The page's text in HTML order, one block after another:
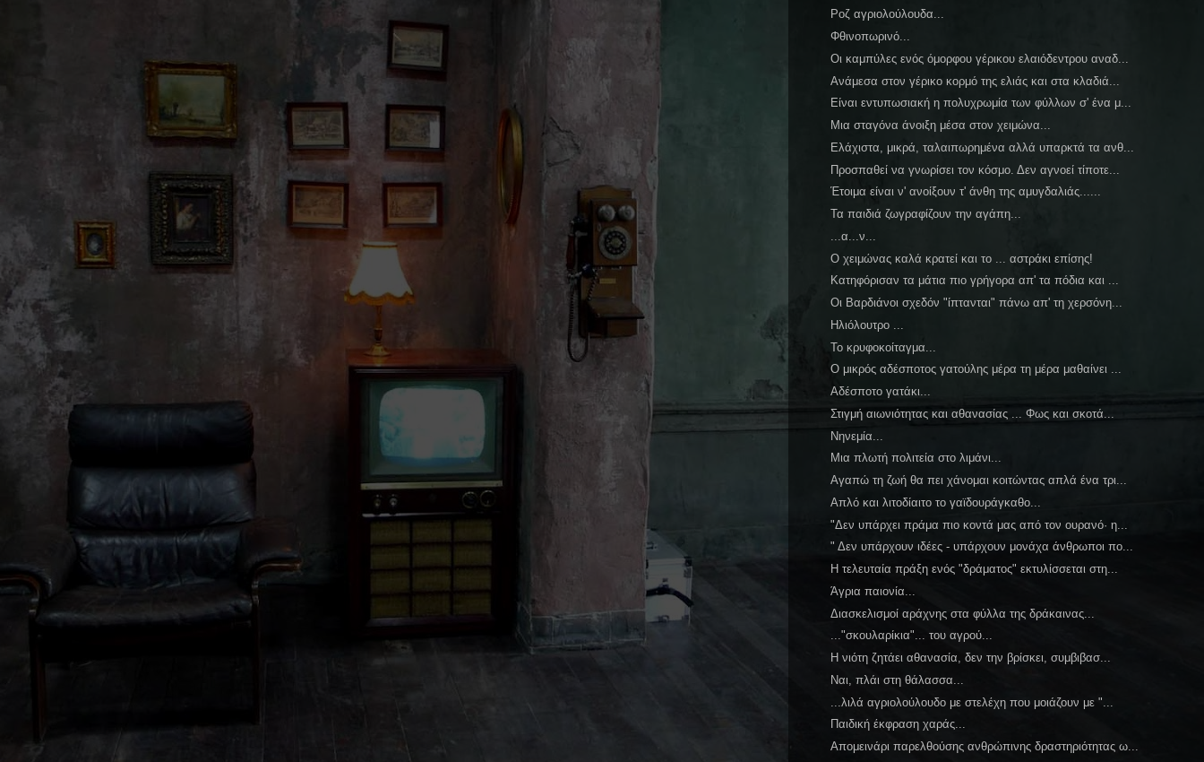
Ροζ αγριολούλουδα...
Φθινοπωρινό...
Οι καμπύλες ενός όμορφου γέρικου ελαιόδεντρου αναδ...
Ανάμεσα στον γέρικο κορμό της ελιάς και στα κλαδιά...
Είναι εντυπωσιακή η πολυχρωμία των φύλλων σ' ένα μ...
Μια σταγόνα άνοιξη μέσα στον χειμώνα...
Ελάχιστα, μικρά, ταλαιπωρημένα αλλά υπαρκτά τα ανθ...
Προσπαθεί να γνωρίσει τον κόσμο. Δεν αγνοεί τίποτε...
Έτοιμα είναι ν' ανοίξουν τ' άνθη της αμυγδαλιάς......
Τα παιδιά ζωγραφίζουν την αγάπη...
...α...ν...
Ο χειμώνας καλά κρατεί και το ... αστράκι επίσης!
Κατηφόρισαν τα μάτια πιο γρήγορα απ' τα πόδια και ...
Οι Βαρδιάνοι σχεδόν "ίπτανται" πάνω απ' τη χερσόνη...
Ηλιόλουτρο ...
Το κρυφοκοίταγμα...
Ο μικρός αδέσποτος γατούλης μέρα τη μέρα μαθαίνει ...
Αδέσποτο γατάκι...
Στιγμή αιωνιότητας και αθανασίας ... Φως και σκοτά...
Νηνεμία...
Μια πλωτή πολιτεία στο λιμάνι...
Αγαπώ τη ζωή θα πει χάνομαι κοιτώντας απλά ένα τρι...
Απλό και λιτοδίαιτο το γαϊδουράγκαθο...
"Δεν υπάρχει πράμα πιο κοντά μας από τον ουρανό· η...
" Δεν υπάρχουν ιδέες - υπάρχουν μονάχα άνθρωποι πο...
Η τελευταία πράξη ενός "δράματος" εκτυλίσσεται στη...
Άγρια παιονία...
Διασκελισμοί αράχνης στα φύλλα της δράκαινας...
..."σκουλαρίκια"... του αγρού...
Η νιότη ζητάει αθανασία, δεν την βρίσκει, συμβιβασ...
Ναι, πλάι στη θάλασσα...
...λιλά αγριολούλουδο με στελέχη που μοιάζουν με "...
Παιδική έκφραση χαράς...
Απομεινάρι παρελθούσης ανθρώπινης δραστηριότητας ω...